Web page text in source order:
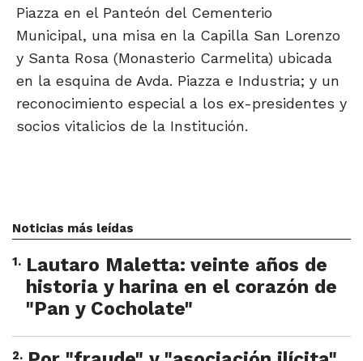
Piazza en el Panteón del Cementerio
Municipal, una misa en la Capilla San Lorenzo
y Santa Rosa (Monasterio Carmelita) ubicada
en la esquina de Avda. Piazza e Industria; y un
reconocimiento especial a los ex-presidentes y
socios vitalicios de la Institución.
Noticias más leídas
1. Lautaro Maletta: veinte años de
historia y harina en el corazón de
"Pan y Cocholate"
2.